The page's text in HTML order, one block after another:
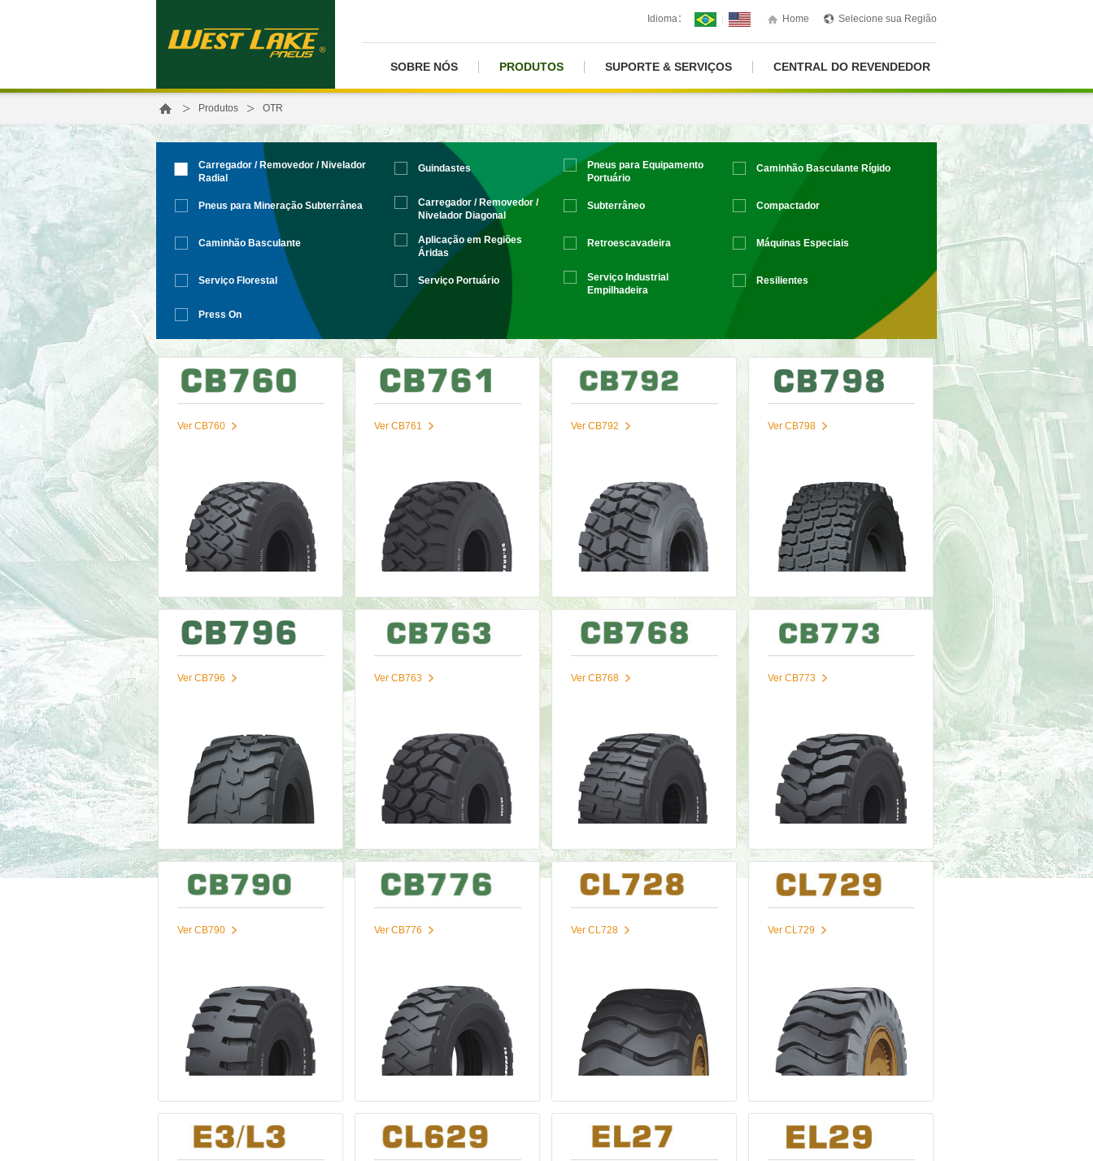
Idioma： Home Selecione sua Região
SOBRE NÓS PRODUTOS SUPORTE & SERVIÇOS CENTRAL DO REVENDEDOR
> Produtos > OTR
Carregador / Removedor / Nivelador
Radial
Guindastes
Pneus para Equipamento
Portuário
Caminhão Basculante Rígido
Pneus para Mineração Subterrânea
Carregador / Removedor /
Nivelador Diagonal
Subterrâneo Compactador
Caminhão Basculante
Aplicação em Regiões
Áridas
Retroescavadeira Máquinas Especiais
Serviço Florestal Serviço Portuário
Serviço Industrial
Empilhadeira
Resilientes
Press On
Ver CB760 Ver CB761 Ver CB792 Ver CB798
Ver CB796 Ver CB763 Ver CB768 Ver CB773
Ver CB790 Ver CB776 Ver CL728 Ver CL729